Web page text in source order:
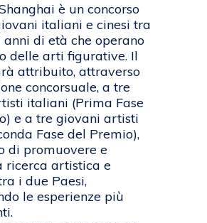
è un concorso
italiani e cinesi tra
di età che operano
delle arti figurative. Il
attribuito, attraverso
concorsuale, a tre
italiani (Prima Fase
e a tre giovani artisti
Fase del Premio),
di promuovere e
ricerca artistica e
i due Paesi,
le esperienze più